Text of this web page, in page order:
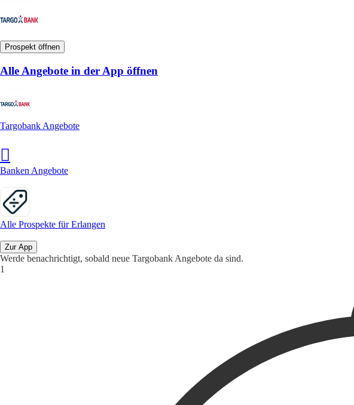
Prospekt öffnen
Alle Angebote in der App öffnen
Targobank Angebote
Banken Angebote
Alle Prospekte für Erlangen
Zur App
Werde benachrichtigt, sobald neue Targobank Angebote da sind.